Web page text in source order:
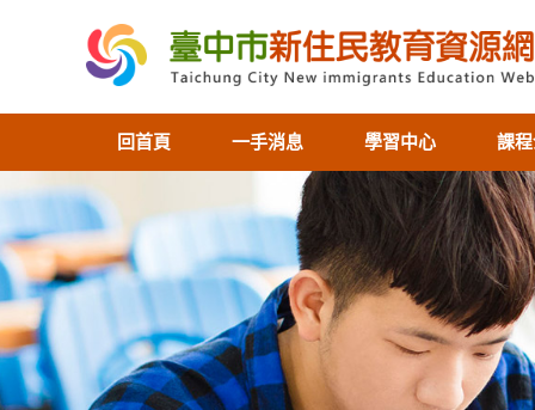
回首頁 一手消息 學習中心 課